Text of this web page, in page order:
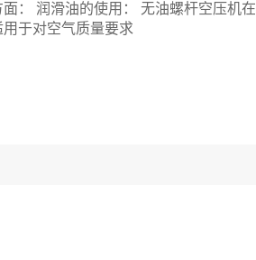
： 润滑油的使用： 无油螺杆空压机在
于对空气质量要求